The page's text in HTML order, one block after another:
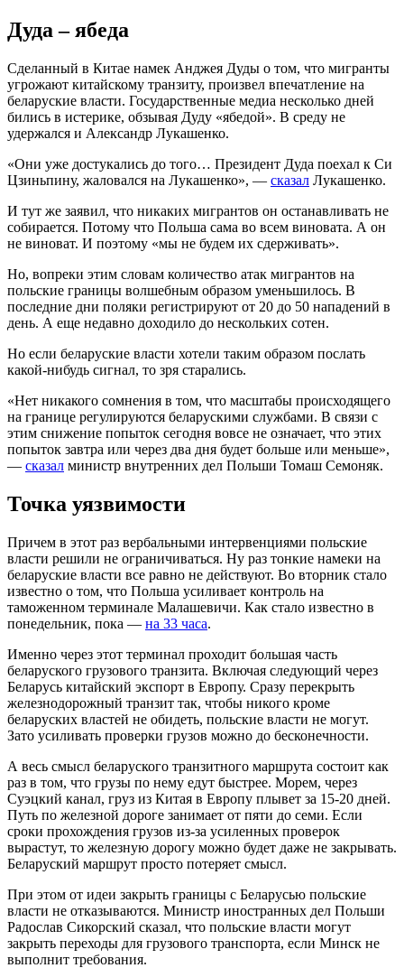
Дуда – ябеда
Сделанный в Китае намек Анджея Дуды о том, что мигранты
угрожают китайскому транзиту, произвел впечатление на
беларуские власти. Государственные медиа несколько дней
бились в истерике, обзывая Дуду «ябедой». В среду не
удержался и Александр Лукашенко.
«Они уже достукались до того… Президент Дуда поехал к Си
Цзиньпину, жаловался на Лукашенко», — сказал Лукашенко.
И тут же заявил, что никаких мигрантов он останавливать не
собирается. Потому что Польша сама во всем виновата. А он
не виноват. И поэтому «мы не будем их сдерживать».
Но, вопреки этим словам количество атак мигрантов на
польские границы волшебным образом уменьшилось. В
последние дни поляки регистрируют от 20 до 50 нападений в
день. А еще недавно доходило до нескольких сотен.
Но если беларуские власти хотели таким образом послать
какой-нибудь сигнал, то зря старались.
«Нет никакого сомнения в том, что масштабы происходящего
на границе регулируются беларускими службами. В связи с
этим снижение попыток сегодня вовсе не означает, что этих
попыток завтра или через два дня будет больше или меньше»,
— сказал министр внутренних дел Польши Томаш Семоняк.
Точка уязвимости
Причем в этот раз вербальными интервенциями польские
власти решили не ограничиваться. Ну раз тонкие намеки на
беларуские власти все равно не действуют. Во вторник стало
известно о том, что Польша усиливает контроль на
таможенном терминале Малашевичи. Как стало известно в
понедельник, пока — на 33 часа.
Именно через этот терминал проходит большая часть
беларуского грузового транзита. Включая следующий через
Беларусь китайский экспорт в Европу. Сразу перекрыть
железнодорожный транзит так, чтобы никого кроме
беларуских властей не обидеть, польские власти не могут.
Зато усиливать проверки грузов можно до бесконечности.
А весь смысл беларуского транзитного маршрута состоит как
раз в том, что грузы по нему едут быстрее. Морем, через
Суэцкий канал, груз из Китая в Европу плывет за 15-20 дней.
Путь по железной дороге занимает от пяти до семи. Если
сроки прохождения грузов из-за усиленных проверок
вырастут, то железную дорогу можно будет даже не закрывать.
Беларуский маршрут просто потеряет смысл.
При этом от идеи закрыть границы с Беларусью польские
власти не отказываются. Министр иностранных дел Польши
Радослав Сикорский сказал, что польские власти могут
закрыть переходы для грузового транспорта, если Минск не
выполнит требования.